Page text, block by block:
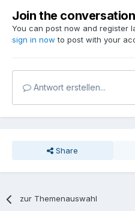
Join the conversation
You can post now and register
sign in now to post with your
Antwort erstellen...
Share
zur Themenauswahl